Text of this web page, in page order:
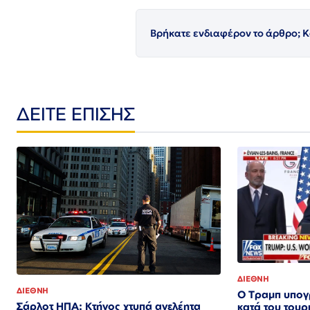
Βρήκατε ενδιαφέρον το άρθρο;
ΔΕΙΤΕ ΕΠΙΣΗΣ
ΔΙΕΘΝΗ
Σάρλοτ ΗΠΑ: Κτήνος χτυπά ανελέητα
ΔΙΕΘΝΗ
Ο Τραμπ
κατά του